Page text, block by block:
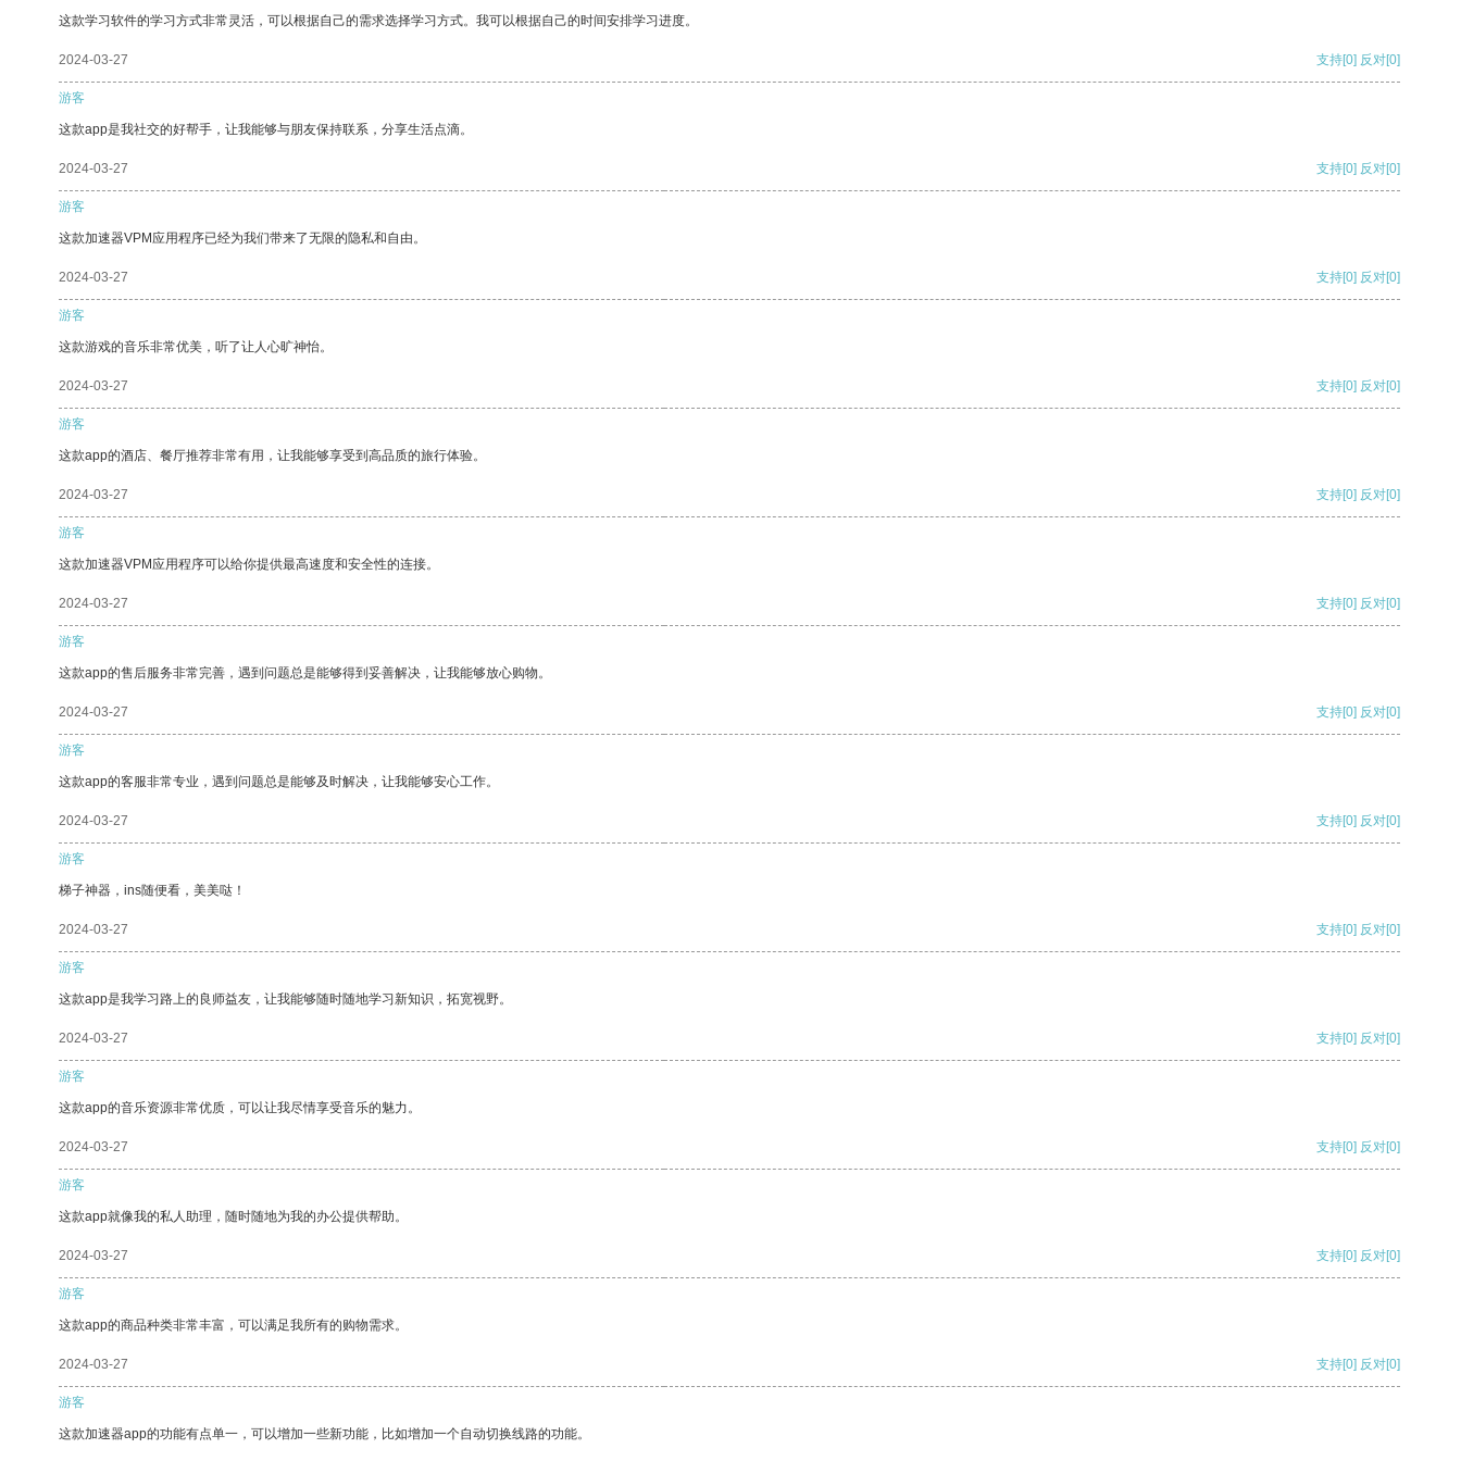
这款学习软件的学习方式非常灵活，可以根据自己的需求选择学习方式。我可以根据自己的时间安排学习进度。
2024-03-27 支持[0] 反对[0]
游客
这款app是我社交的好帮手，让我能够与朋友保持联系，分享生活点滴。
2024-03-27 支持[0] 反对[0]
游客
这款加速器VPM应用程序已经为我们带来了无限的隐私和自由。
2024-03-27 支持[0] 反对[0]
游客
这款游戏的音乐非常优美，听了让人心旷神怡。
2024-03-27 支持[0] 反对[0]
游客
这款app的酒店、餐厅推荐非常有用，让我能够享受到高品质的旅行体验。
2024-03-27 支持[0] 反对[0]
游客
这款加速器VPM应用程序可以给你提供最高速度和安全性的连接。
2024-03-27 支持[0] 反对[0]
游客
这款app的售后服务非常完善，遇到问题总是能够得到妥善解决，让我能够放心购物。
2024-03-27 支持[0] 反对[0]
游客
这款app的客服非常专业，遇到问题总是能够及时解决，让我能够安心工作。
2024-03-27 支持[0] 反对[0]
游客
梯子神器，ins随便看，美美哒！
2024-03-27 支持[0] 反对[0]
游客
这款app是我学习路上的良师益友，让我能够随时随地学习新知识，拓宽视野。
2024-03-27 支持[0] 反对[0]
游客
这款app的音乐资源非常优质，可以让我尽情享受音乐的魅力。
2024-03-27 支持[0] 反对[0]
游客
这款app就像我的私人助理，随时随地为我的办公提供帮助。
2024-03-27 支持[0] 反对[0]
游客
这款app的商品种类非常丰富，可以满足我所有的购物需求。
2024-03-27 支持[0] 反对[0]
游客
这款加速器app的功能有点单一，可以增加一些新功能，比如增加一个自动切换线路的功能。